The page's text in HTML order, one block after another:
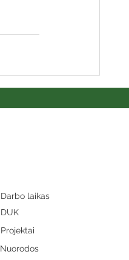
Darbo laikas
DUK
Projektai
Nuorodos